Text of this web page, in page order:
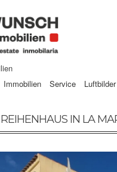
Immobilien Service Luftbilder
IN LA